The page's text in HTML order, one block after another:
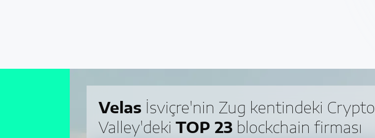
Velas İsviçre'nin Zug kentindeki Crypto
Valley'deki TOP 23 blockchain firması